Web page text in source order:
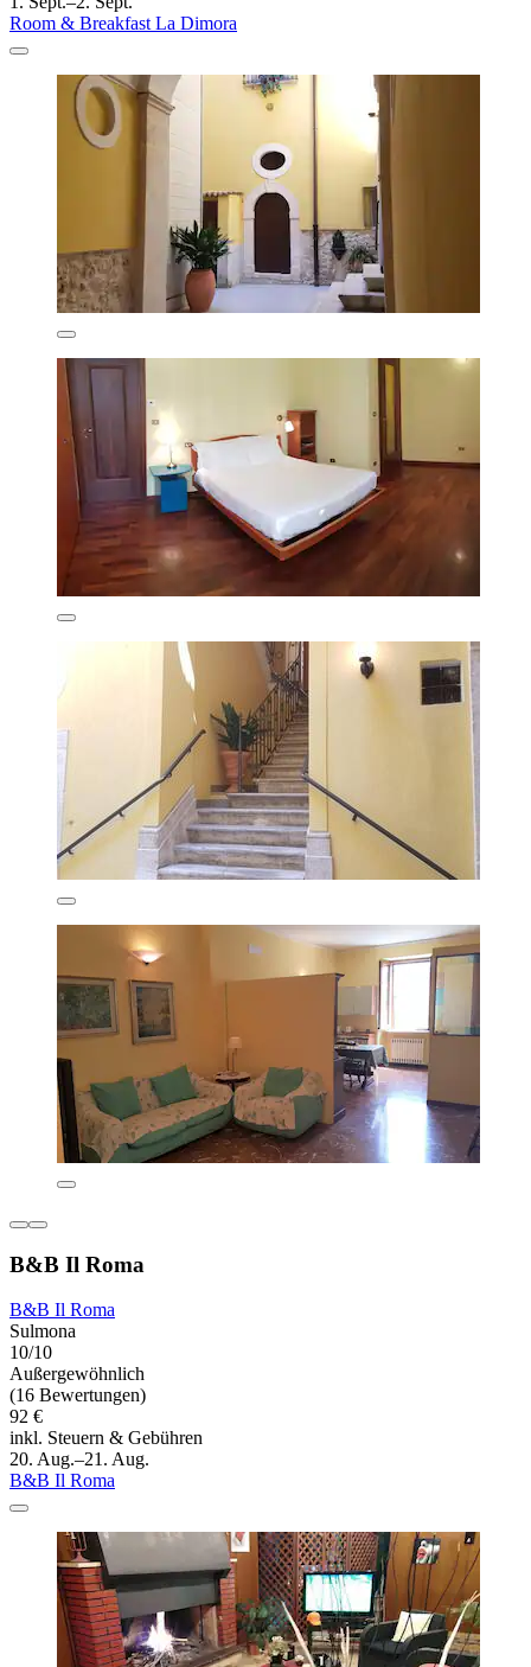
Room & Breakfast La Dimora
B&B Il Roma
B&B Il Roma
Sulmona
10/10
Außergewöhnlich
(16 Bewertungen)
92 €
inkl. Steuern & Gebühren
20. Aug.–21. Aug.
B&B Il Roma